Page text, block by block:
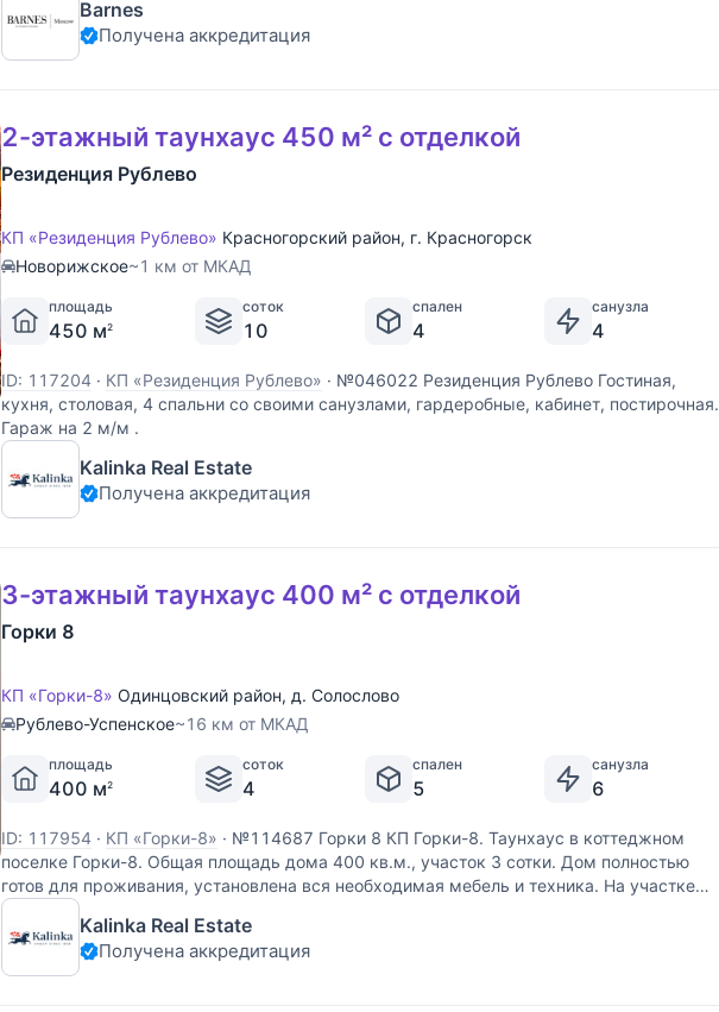
Barnes
Получена аккредитация
2-этажный таунхаус 450 м² с отделкой
Резиденция Рублево
КП «Резиденция Рублево» Красногорский район, г. Красногорск
Новорижское~1 км от МКАД
площадь
450 м2
соток
10
спален
4
санузла
4
ID: 117204 · КП «Резиденция Рублево» · №046022 Резиденция Рублево Гостиная,
кухня, столовая, 4 спальни со своими санузлами, гардеробные, кабинет, постирочная.
Гараж на 2 м/м .
Kalinka Real Estate
Получена аккредитация
3-этажный таунхаус 400 м² с отделкой
Горки 8
КП «Горки-8» Одинцовский район, д. Солослово
Рублево-Успенское~16 км от МКАД
площадь
400 м2
соток
4
спален
5
санузла
6
ID: 117954 · КП «Горки-8» · №114687 Горки 8 КП Горки-8. Таунхаус в коттеджном
поселке Горки-8. Общая площадь дома 400 кв.м., участок 3 сотки. Дом полностью
готов для проживания, установлена вся необходимая мебель и техника. На участке
беседка. Планировка дома: Цоколь: сауна,
Kalinka Real Estate
Получена аккредитация